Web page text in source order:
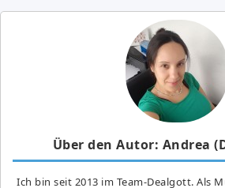
Über den Autor: Andrea
Ich bin seit 2013 im Team-Dealgott. Als